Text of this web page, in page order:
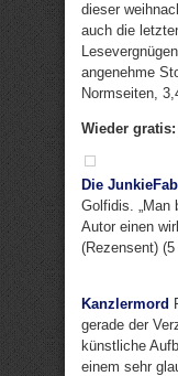
dieser
auch die
angenehme
Normseiten,
Wieder
Die
Golfidis. „Man
Autor einen
(Rezensent)
Kanzlermord
gerade der
künstliche
einem sehr